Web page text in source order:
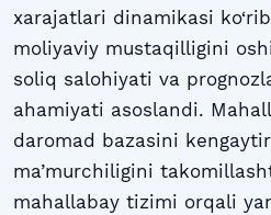
xarajatlari dinamikasi
moliyaviy mustaqilligini
soliq salohiyati va
ahamiyati asoslandi.
daromad bazasini
ma’murchiligini
mahallabay tizimi orqali